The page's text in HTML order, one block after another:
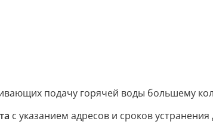
подачу горячей воды большему
с указанием адресов и сроков устранения